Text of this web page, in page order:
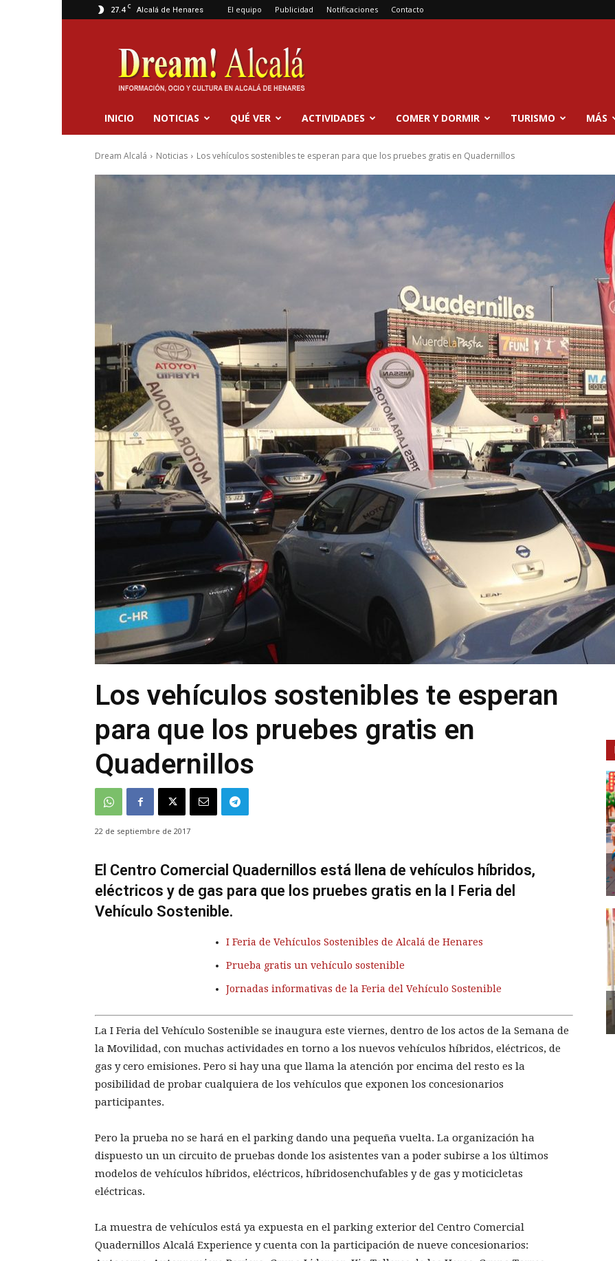
27.4 C Alcalá de Henares El equipo Publicidad Notificaciones Contacto
Dream
Alcalá
INICIO NOTICIAS QUÉ VER ACTIVIDADES COMER Y DORMIR TURISMO MÁS
Dream Alcalá Noticias Los vehículos sostenibles te esperan para que los pruebes gratis en Quadernillos
Los vehículos sostenibles te esperan
para que los pruebes gratis en
Quadernillos
22 de septiembre de 2017
El Centro Comercial Quadernillos está llena de vehículos híbridos,
eléctricos y de gas para que los pruebes gratis en la I Feria del
Vehículo Sostenible.
I Feria de Vehículos Sostenibles de Alcalá de Henares
Prueba gratis un vehículo sostenible
Jornadas informativas de la Feria del Vehículo Sostenible
La I Feria del Vehículo Sostenible se inaugura este viernes, dentro de los actos de la Semana de
la Movilidad, con muchas actividades en torno a los nuevos vehículos híbridos, eléctricos, de
gas y cero emisiones. Pero si hay una que llama la atención por encima del resto es la
posibilidad de probar cualquiera de los vehículos que exponen los concesionarios
participantes.
Pero la prueba no se hará en el parking dando una pequeña vuelta. La organización ha
dispuesto un un circuito de pruebas donde los asistentes van a poder subirse a los últimos
modelos de vehículos híbridos, eléctricos, híbridosenchufables y de gas y moticicletas
eléctricas.
La muestra de vehículos está ya expuesta en el parking exterior del Centro Comercial
Quadernillos Alcalá Experience y cuenta con la participación de nueve concesionarios: